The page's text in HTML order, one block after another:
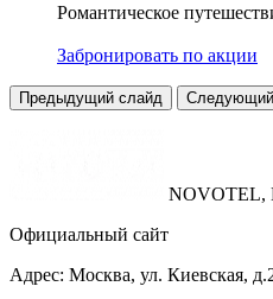
Романтическое
Забронировать по акции
Предыдущий слайд
NOVOTEL,
Официальный сайт
Адрес: Москва, ул. Киевская,